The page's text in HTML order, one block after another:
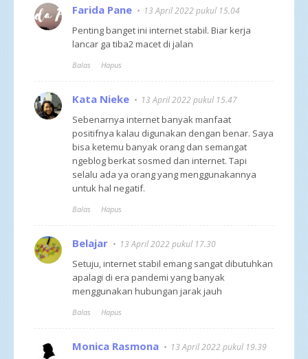
Farida Pane 13 April 2022 pukul 15.04
Penting banget ini internet stabil. Biar kerja
lancar ga tiba2 macet di jalan
Balas Hapus
Kata Nieke 13 April 2022 pukul 15.47
Sebenarnya internet banyak manfaat
positifnya kalau digunakan dengan benar. Saya
bisa ketemu banyak orang dan semangat
ngeblog berkat sosmed dan internet. Tapi
selalu ada ya orang yang menggunakannya
untuk hal negatif.
Balas Hapus
Belajar 13 April 2022 pukul 17.30
Setuju, internet stabil emang sangat dibutuhkan
apalagi di era pandemi yang banyak
menggunakan hubungan jarak jauh
Balas Hapus
Monica Rasmona 13 April 2022 pukul 19.39